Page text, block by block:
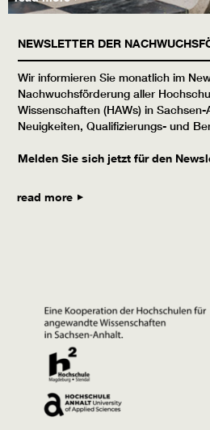
NEWSLETTER DER
Wir informieren Sie monatlich im
Nachwuchsförderung aller
Wissenschaften (HAWs) in
Neuigkeiten, Qualifizierungs- und
Melden Sie sich jetzt für den
read more